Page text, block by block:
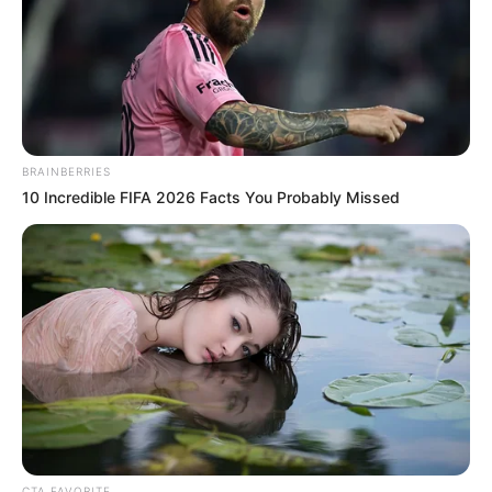
τύπος σχολείου (Νηπιαγωγείο, Δημοτικό,
Γυμνάσιο, Λύκειο) έχει διαφορετική
ημερομηνία λήξης μαθημάτων και εξετάσεων.
Στο κείμενο που ακολουθεί, παρουσιάζονται
αναλυτικά οι ημερομηνίες λήξης της σχολικής
χρονιάς 2024 – 2025 για κάθε βαθμίδα
Το καλοκαίρι αποτελεί την πιο αγαπητή
περίοδο για τους μαθητές όλων των ηλικιών.
Μετά από μια γεμάτη σχολική χρονιά, η σκέψη
των καλοκαιρινών διακοπών φέρνει
ενθουσιασμό και ανακούφιση, καθώς
συνδυάζεται με ξεκούραση, θάλασσα, παιχνίδι
και προσωπικό χρόνο.
BRAINBERRIES
10 Incredible FIFA 2026 Facts You Probably Missed